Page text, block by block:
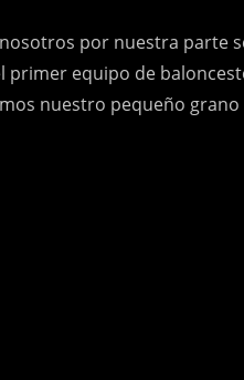
por nuestra parte
equipo de
nuestro pequeño grano